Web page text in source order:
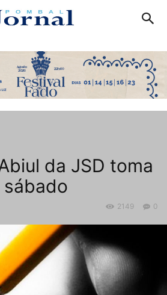
da JSD toma
0
2149